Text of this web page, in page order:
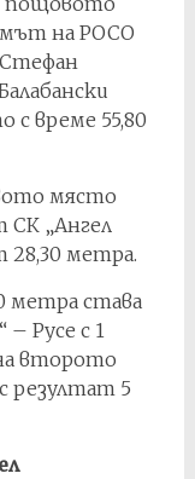
на РОСО
време 55,80
място
„Ангел
28,30 метра.
метра става
Русе с 1
второто
резултат 5